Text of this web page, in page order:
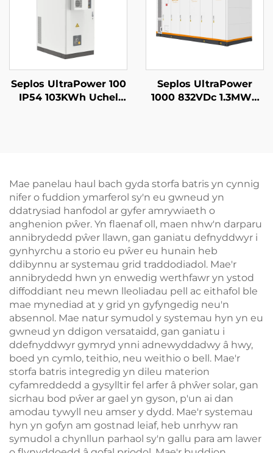
Seplos UltraPower 100
IP54 103KWh Uchel
Seplos UltraPower
1000 832VDc 1.3MWh
Mae panelau haul bach gyda storfa batris yn cynnig
nifer o fuddion ymarferol sy'n eu gwneud yn
ddatrysiad hanfodol ar gyfer amrywiaeth o
anghenion pŵer. Yn flaenaf oll, maen nhw'n darparu
annibrydedd pŵer llawn, gan ganiatu defnyddwyr i
gynhyrchu a storio eu pŵer eu hunain heb
ddibynnu ar systemau grid traddodiadol. Mae'r
annibrydedd hwn yn enwedig werthfawr yn ystod
diffoddiant neu mewn lleoliadau pell ac eithafol ble
mae mynediad at y grid yn gyfyngedig neu'n
absennol. Mae natur symudol y systemau hyn yn eu
gwneud yn ddigon versataidd, gan ganiatu i
ddefnyddwyr gymryd ynni adnewyddadwy â hwy,
boed yn cymlo, teithio, neu weithio o bell. Mae'r
storfa batris integredig yn dileu materion
cyfamreddedd a gysylltir fel arfer â phŵer solar, gan
sicrhau bod pŵer ar gael yn gyson, p'un ai dan
amodau tywyll neu amser y dydd. Mae'r systemau
hyn yn gofyn am gostnad leiaf, heb unrhyw ran
symudol a chynllun parhaol sy'n gallu para am lawer